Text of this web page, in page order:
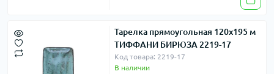
Тарелка прямоугольная 120х195 м
ТИФФАНИ БИРЮЗА 2219-17
Код товара: 2219-17
В наличии